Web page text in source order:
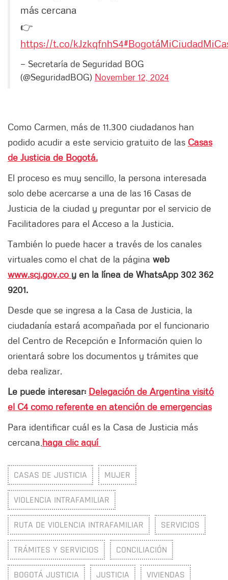
más cercana
👉
https://t.co/kJzkqfnhS4
— Secretaría de Seguridad BOG
(@SeguridadBOG) November 12, 2024
Como Carmen, más de 11.300 ciudadanos han
podido acudir a este servicio gratuito de las Casas
de Justicia de Bogotá.
El proceso es muy sencillo, la persona interesada
solo debe acercarse a una de las 16 Casas de
Justicia de la ciudad y preguntar por el servicio de
Facilitadores para el Acceso a la Justicia.
También lo puede hacer a través de los canales
virtuales como el chat de la página web
www.scj.gov.co y en la línea de WhatsApp 302 362
9201.
Desde que se ingresa a la Casa de Justicia, la
ciudadanía estará acompañada por el funcionario
del Centro de Recepción e Información quien lo
orientará sobre los documentos y trámites que
deba realizar.
Le puede interesar: Delegación de Argentina visitó
el C4 como referente en atención de emergencias
Para identificar cuál es la Casa de Justicia más
cercana, haga clic aquí
CASAS DE JUSTICIA MUJER
VIOLENCIA INTRAFAMILIAR
RUTA DE VIOLENCIA INTRAFAMILIAR SERVICIOS
TRÁMITES Y SERVICIOS CONCILIACIÓN
BOGOTÁ JUSTICIA JUSTICIA VIVIENDAS